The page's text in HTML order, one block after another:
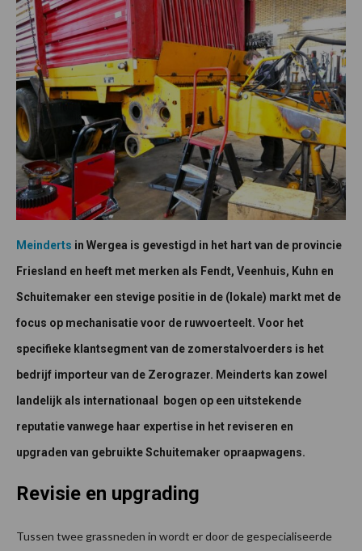
Meinderts in Wergea is gevestigd in het hart van de provincie
Friesland en heeft met merken als Fendt, Veenhuis, Kuhn en
Schuitemaker een stevige positie in de (lokale) markt met de
focus op mechanisatie voor de ruwvoerteelt. Voor het
specifieke klantsegment van de zomerstalvoerders is het
bedrijf importeur van de Zerograzer. Meinderts kan zowel
landelijk als internationaal bogen op een uitstekende
reputatie vanwege haar expertise in het reviseren en
upgraden van gebruikte Schuitemaker opraapwagens.
Revisie en upgrading
Tussen twee grassneden in wordt er door de gespecialiseerde